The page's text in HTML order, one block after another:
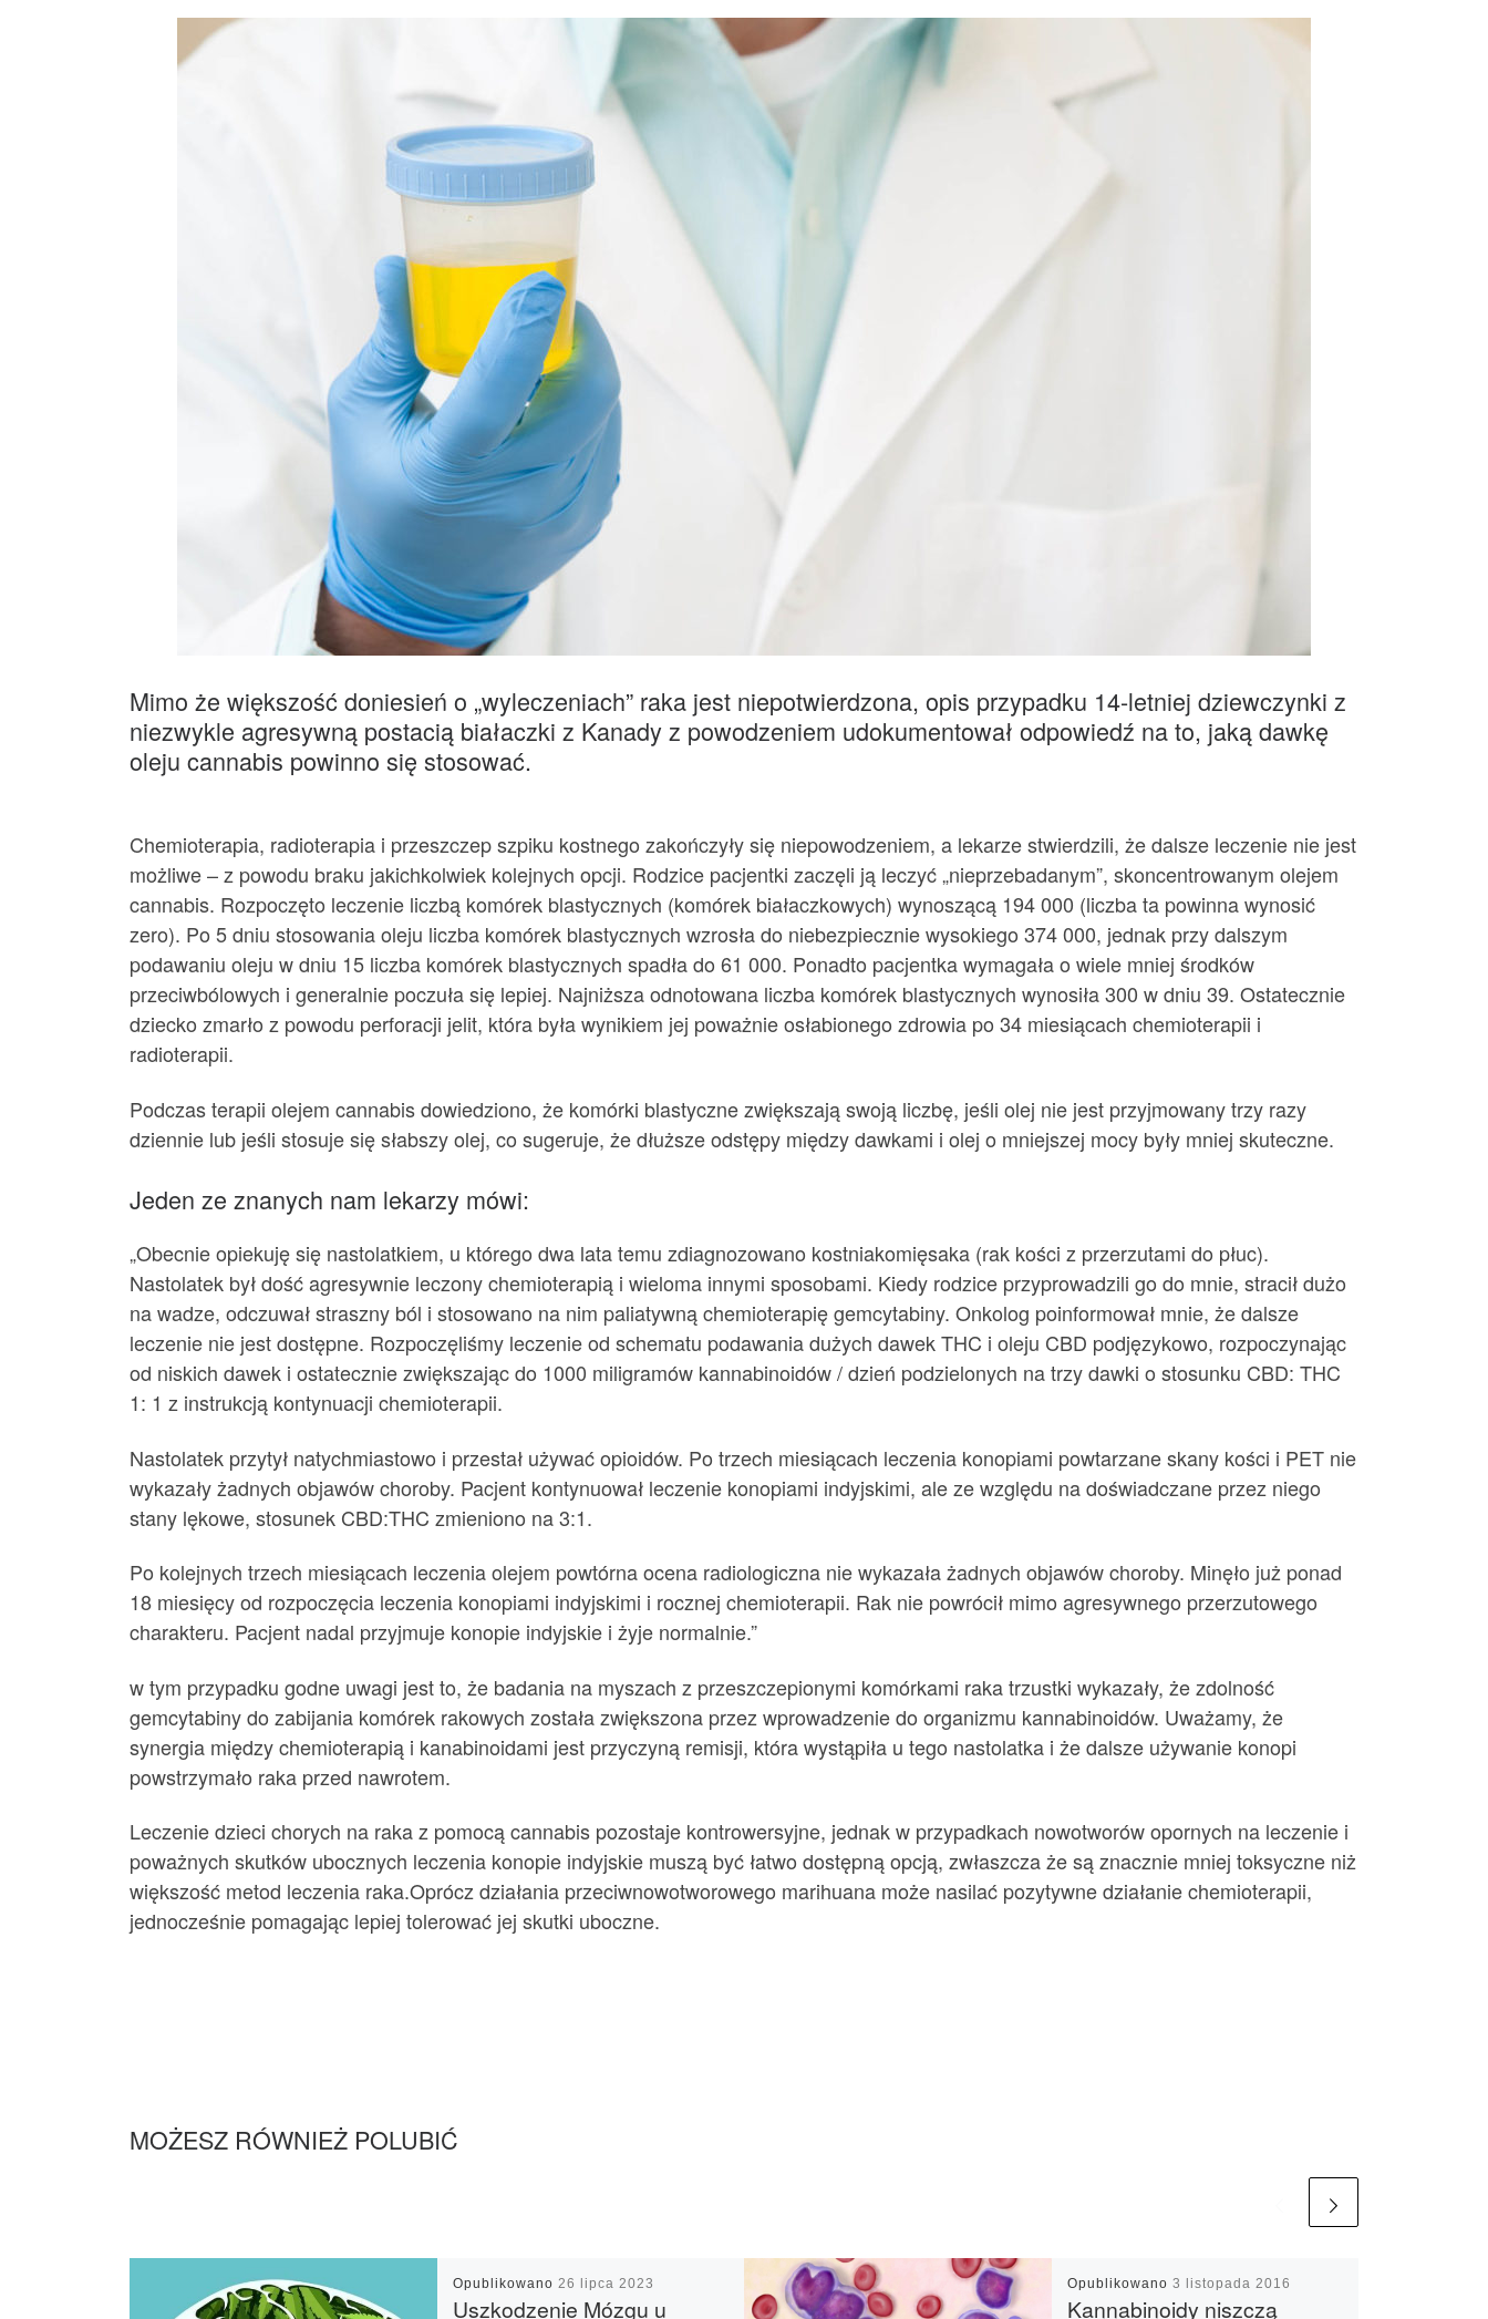
Mimo że większość doniesień o „wyleczeniach” raka jest niepotwierdzona, opis przypadku 14-letniej dziewczynki z
niezwykle agresywną postacią białaczki z Kanady z powodzeniem udokumentował odpowiedź na to, jaką dawkę
oleju cannabis powinno się stosować.
Chemioterapia, radioterapia i przeszczep szpiku kostnego zakończyły się niepowodzeniem, a lekarze stwierdzili, że dalsze leczenie nie jest
możliwe – z powodu braku jakichkolwiek kolejnych opcji. Rodzice pacjentki zaczęli ją leczyć „nieprzebadanym”, skoncentrowanym olejem
cannabis. Rozpoczęto leczenie liczbą komórek blastycznych (komórek białaczkowych) wynoszącą 194 000 (liczba ta powinna wynosić
zero). Po 5 dniu stosowania oleju liczba komórek blastycznych wzrosła do niebezpiecznie wysokiego 374 000, jednak przy dalszym
podawaniu oleju w dniu 15 liczba komórek blastycznych spadła do 61 000. Ponadto pacjentka wymagała o wiele mniej środków
przeciwbólowych i generalnie poczuła się lepiej. Najniższa odnotowana liczba komórek blastycznych wynosiła 300 w dniu 39. Ostatecznie
dziecko zmarło z powodu perforacji jelit, która była wynikiem jej poważnie osłabionego zdrowia po 34 miesiącach chemioterapii i
radioterapii.
Podczas terapii olejem cannabis dowiedziono, że komórki blastyczne zwiększają swoją liczbę, jeśli olej nie jest przyjmowany trzy razy
dziennie lub jeśli stosuje się słabszy olej, co sugeruje, że dłuższe odstępy między dawkami i olej o mniejszej mocy były mniej skuteczne.
Jeden ze znanych nam lekarzy mówi:
„Obecnie opiekuję się nastolatkiem, u którego dwa lata temu zdiagnozowano kostniakomięsaka (rak kości z przerzutami do płuc).
Nastolatek był dość agresywnie leczony chemioterapią i wieloma innymi sposobami. Kiedy rodzice przyprowadzili go do mnie, stracił dużo
na wadze, odczuwał straszny ból i stosowano na nim paliatywną chemioterapię gemcytabiny. Onkolog poinformował mnie, że dalsze
leczenie nie jest dostępne. Rozpoczęliśmy leczenie od schematu podawania dużych dawek THC i oleju CBD podjęzykowo, rozpoczynając
od niskich dawek i ostatecznie zwiększając do 1000 miligramów kannabinoidów / dzień podzielonych na trzy dawki o stosunku CBD: THC
1: 1 z instrukcją kontynuacji chemioterapii.
Nastolatek przytył natychmiastowo i przestał używać opioidów. Po trzech miesiącach leczenia konopiami powtarzane skany kości i PET nie
wykazały żadnych objawów choroby. Pacjent kontynuował leczenie konopiami indyjskimi, ale ze względu na doświadczane przez niego
stany lękowe, stosunek CBD:THC zmieniono na 3:1.
Po kolejnych trzech miesiącach leczenia olejem powtórna ocena radiologiczna nie wykazała żadnych objawów choroby. Minęło już ponad
18 miesięcy od rozpoczęcia leczenia konopiami indyjskimi i rocznej chemioterapii. Rak nie powrócił mimo agresywnego przerzutowego
charakteru. Pacjent nadal przyjmuje konopie indyjskie i żyje normalnie.”
w tym przypadku godne uwagi jest to, że badania na myszach z przeszczepionymi komórkami raka trzustki wykazały, że zdolność
gemcytabiny do zabijania komórek rakowych została zwiększona przez wprowadzenie do organizmu kannabinoidów. Uważamy, że
synergia między chemioterapią i kanabinoidami jest przyczyną remisji, która wystąpiła u tego nastolatka i że dalsze używanie konopi
powstrzymało raka przed nawrotem.
Leczenie dzieci chorych na raka z pomocą cannabis pozostaje kontrowersyjne, jednak w przypadkach nowotworów opornych na leczenie i
poważnych skutków ubocznych leczenia konopie indyjskie muszą być łatwo dostępną opcją, zwłaszcza że są znacznie mniej toksyczne niż
większość metod leczenia raka.Oprócz działania przeciwnowotworowego marihuana może nasilać pozytywne działanie chemioterapii,
jednocześnie pomagając lepiej tolerować jej skutki uboczne.
MOŻESZ RÓWNIEŻ POLUBIĆ
Opublikowano 26 lipca 2023
Uszkodzenie Mózgu u
Opublikowano 3 listopada 2016
Kannabinoidy niszczą